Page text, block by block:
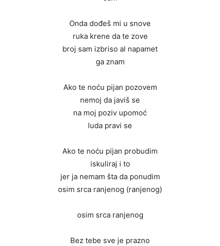
Onda dođeš mi u snove
ruka krene da te zove
broj sam izbriso al napamet
ga znam
Ako te noću pijan pozovem
nemoj da javiš se
na moj poziv upomoć
luda pravi se
Ako te noću pijan probudim
iskuliraj i to
jer ja nemam šta da ponudim
osim srca ranjenog (ranjenog)
osim srca ranjenog
Bez tebe sve je prazno